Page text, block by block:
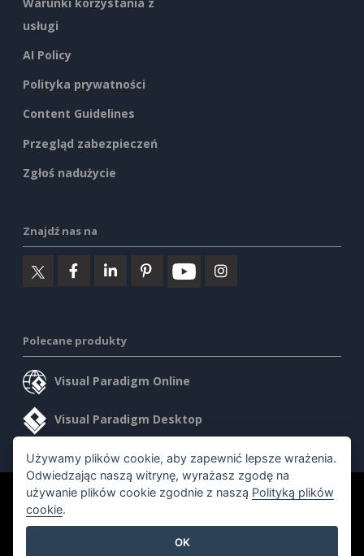
usługi
AI Policy
Polityka prywatności
Content Guidelines
Przegląd zabezpieczeń
Zgłoś nadużycie
Znajdź nas na
Polecane produkty
Visual Paradigm Online
Visual Paradigm Desktop
©2026 by Visual Paradigm. Wszelkie prawa zastrzeżone.
Używamy plików cookie, aby zapewnić lepsze wrażenia.
Odwiedzając naszą witrynę, wyrażasz zgodę na
używanie plików cookie zgodnie z naszą Polityką plików
cookie.
OK